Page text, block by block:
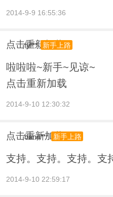
2014-9-9 16:55:36
点击重新加载
fy*** 新手上路
啦啦啦~新手~见谅~
点击重新加载
2014-9-10 12:30:32
点击重新加载
band*** 新手上路
支持。支持。支持。支
2014-9-10 22:59:17